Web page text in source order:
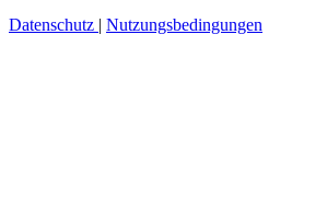
Datenschutz | Nutzungsbedingungen